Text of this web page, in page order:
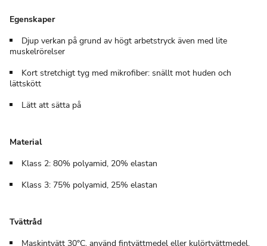
Egenskaper
Djup verkan på grund av högt arbetstryck även med lite
muskelrörelser
Kort stretchigt tyg med mikrofiber: snällt mot huden och
lättskött
Lätt att sätta på
Material
Klass 2: 80% polyamid, 20% elastan
Klass 3: 75% polyamid, 25% elastan
Tvättråd
Maskintvätt 30°C, använd fintvättmedel eller kulörtvättmedel,